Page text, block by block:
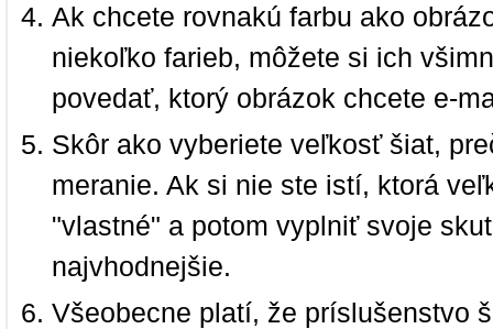
Ak chcete rovnakú farbu ako
niekoľko farieb, môžete si ich
povedať, ktorý obrázok chcete e-
Skôr ako vyberiete veľkosť šiat,
meranie. Ak si nie ste istí, ktorá
"vlastné" a potom vyplniť svoje
najvhodnejšie.
Všeobecne platí, že príslušenstvo